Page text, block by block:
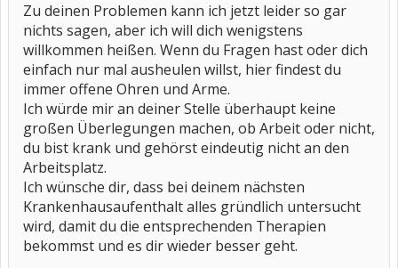
Zu deinen Problemen kann ich jetzt leider so gar
nichts sagen, aber ich will dich wenigstens
willkommen heißen. Wenn du Fragen hast oder dich
einfach nur mal ausheulen willst, hier findest du
immer offene Ohren und Arme.
Ich würde mir an deiner Stelle überhaupt keine
großen Überlegungen machen, ob Arbeit oder nicht,
du bist krank und gehörst eindeutig nicht an den
Arbeitsplatz.
Ich wünsche dir, dass bei deinem nächsten
Krankenhausaufenthalt alles gründlich untersucht
wird, damit du die entsprechenden Therapien
bekommst und es dir wieder besser geht.